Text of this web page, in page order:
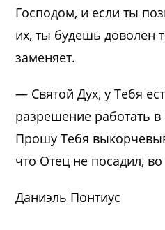
Господом, и если ты
их, ты будешь доволен
заменяет.
— Святой Дух, у Тебя
разрешение работать
Прошу Тебя
что Отец не посадил,
Даниэль Понтиус